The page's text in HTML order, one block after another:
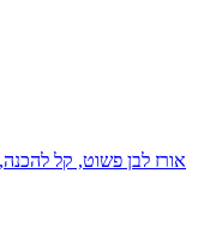
אורז לבן פשוט, קל